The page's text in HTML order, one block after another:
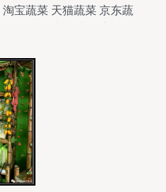
宝蔬菜 天猫蔬菜 京东蔬
菜零售 绿色产品 蔬菜店
甜品海报 超市 超市海报
美海报设计 设计 广告设
300DPI PSD